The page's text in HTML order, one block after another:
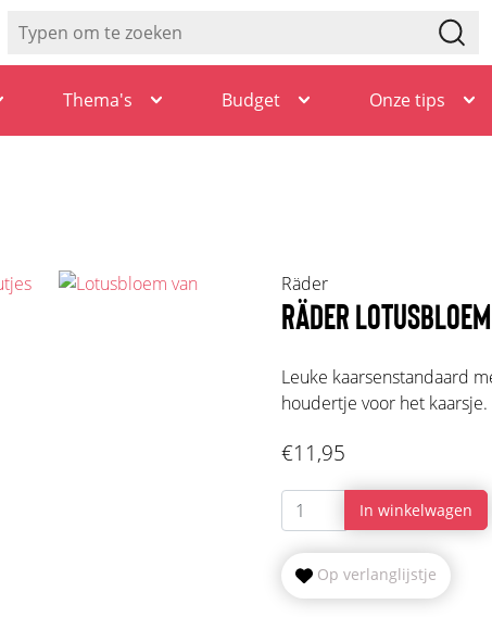
Thema's Budget Onze tips
Räder
RÄDER
Leuke kaarsenstandaard
houdertje voor het kaarsje.
€11,95
In winkelwagen
Op verlanglijstje